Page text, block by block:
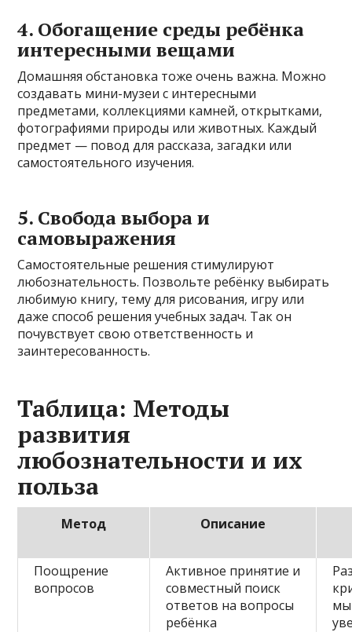
4. Обогащение среды ребёнка
интересными вещами
Домашняя обстановка тоже очень важна. Можно
создавать мини-музеи с интересными
предметами, коллекциями камней, открытками,
фотографиями природы или животных. Каждый
предмет — повод для рассказа, загадки или
самостоятельного изучения.
5. Свобода выбора и
самовыражения
Самостоятельные решения стимулируют
любознательность. Позвольте ребёнку выбирать
любимую книгу, тему для рисования, игру или
даже способ решения учебных задач. Так он
почувствует свою ответственность и
заинтересованность.
Таблица: Методы
развития
любознательности и их
польза
Метод Описание
Поощрение
вопросов
Активное принятие и
совместный поиск
ответов на вопросы
ребёнка